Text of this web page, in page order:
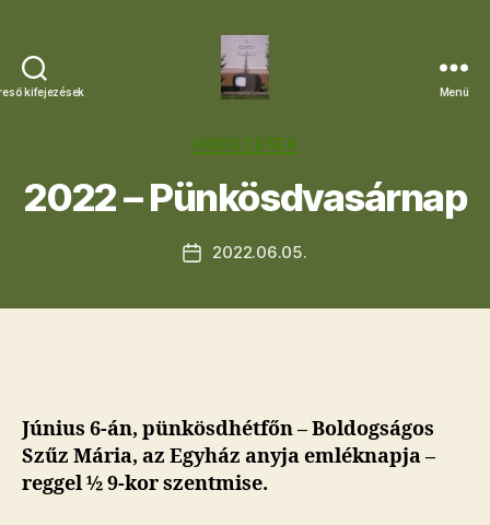
kifejezések
Egyházközség
Menü
Kategóriák
HIRDETÉSEK
2022 – Pünkösdvasárnap
Bejegyzés
2022.06.05.
Június 6-án, pünkösdhétfőn – Boldogságos
Szűz Mária, az Egyház anyja emléknapja –
reggel ½ 9-kor szentmise.